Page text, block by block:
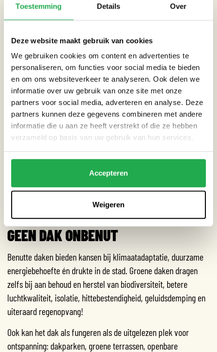
Toestemming Details Over
Deze website maakt gebruik van cookies
We gebruiken cookies om content en advertenties te
personaliseren, om functies voor social media te bieden
en om ons websiteverkeer te analyseren. Ook delen we
informatie over uw gebruik van onze site met onze
partners voor social media, adverteren en analyse. Deze
partners kunnen deze gegevens combineren met andere
informatie die u aan ze heeft verstrekt of die ze hebben
verzameld op basis van uw gebruik van hun services.
Accepteren
Weigeren
De laatste maar zeker niet de minste locatie is Spaces. Dat
Spaces (co)working op niveau aanbiedt is wel bekend, maar
wist je dat er op het pand vlakbij de Amstel een dakterras op
je wacht? Loop via het lichte atrium (hoi, dak met
zonnepanelen!) naar de liften en stijg op. Het grote dakterras
van Spaces is de perfecte plek om los te gaan, daarom kun je
hier ook dansen bij de silent disco.
PRAKTISCHE INFORMATIE
Wanneer: zaterdag 3 september 2022 van 17:00 tot 23:00 uur.
Waar: Bij verschillende daken in Centrum en Oost: Zoku,
Kaartjes: kosten €16.25 enkoop je hier.
kijk op de website van ROEF
GEEN DAK ONBENUT
Benutte daken bieden kansen bij klimaatadaptatie, duurzame
energiebehoefte én drukte in de stad. Groene daken dragen
zelfs bij aan behoud en herstel van biodiversiteit, betere
luchtkwaliteit, isolatie, hittebestendigheid, geluidsdemping en
uiteraard regenopvang!
Ook kan het dak als fungeren als de uitgelezen plek voor
ontspanning: dakparken, groene terrassen, openbare